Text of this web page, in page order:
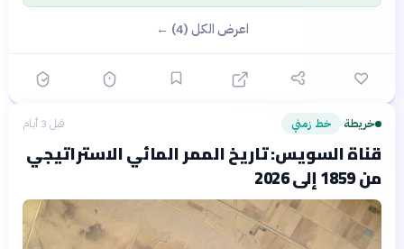
اعرض الكل (4) ←
خريطة› خط زمني قبل 3 أيام
قناة السويس: تاريخ الممر المائي الاستراتيجي
من 1859 إلى 2026